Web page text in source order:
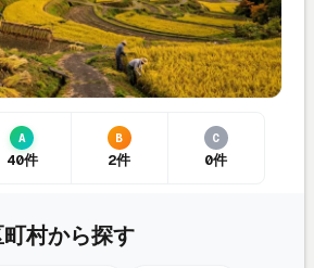
A
40件
B
2件
C
0件
村から探す